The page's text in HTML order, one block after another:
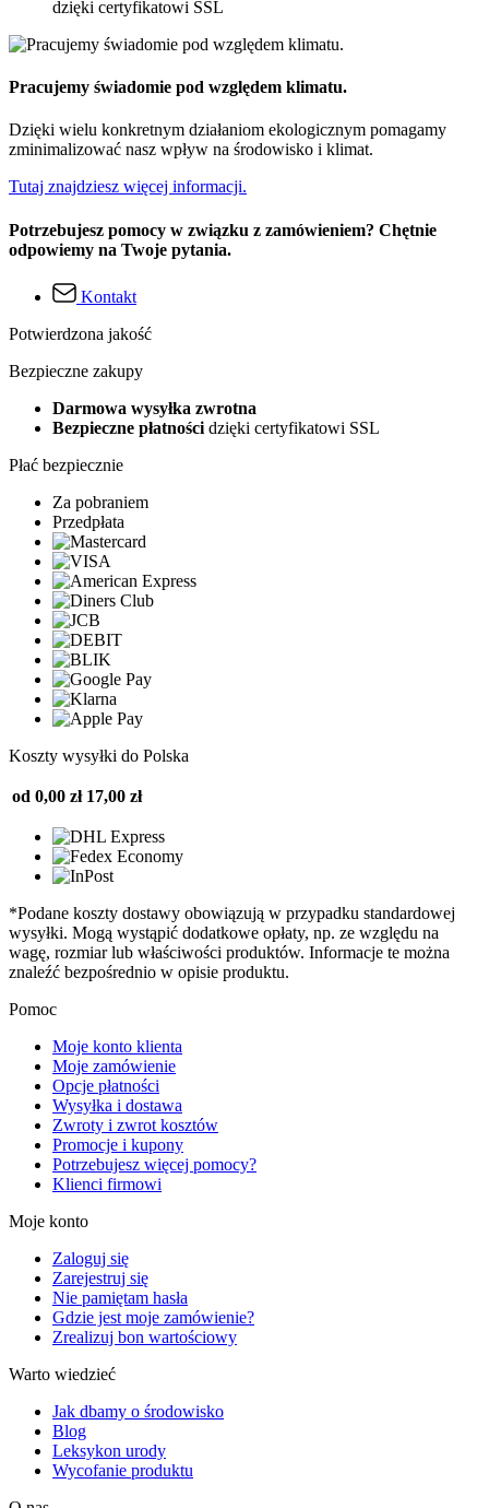
dzięki certyfikatowi SSL
Pracujemy świadomie pod względem klimatu.
Dzięki wielu konkretnym działaniom ekologicznym pomagamy
zminimalizować nasz wpływ na środowisko i klimat.
Tutaj znajdziesz więcej informacji.
Potrzebujesz pomocy w związku z zamówieniem? Chętnie
odpowiemy na Twoje pytania.
Kontakt
Potwierdzona jakość
Bezpieczne zakupy
Darmowa wysyłka zwrotna
Bezpieczne płatności dzięki certyfikatowi SSL
Płać bezpiecznie
Za pobraniem
Przedpłata
Koszty wysyłki do Polska
od 0,00 zł 17,00 zł
*Podane koszty dostawy obowiązują w przypadku standardowej
wysyłki. Mogą wystąpić dodatkowe opłaty, np. ze względu na
wagę, rozmiar lub właściwości produktów. Informacje te można
znaleźć bezpośrednio w opisie produktu.
Pomoc
Moje konto klienta
Moje zamówienie
Opcje płatności
Wysyłka i dostawa
Zwroty i zwrot kosztów
Promocje i kupony
Potrzebujesz więcej pomocy?
Klienci firmowi
Moje konto
Zaloguj się
Zarejestruj się
Nie pamiętam hasła
Gdzie jest moje zamówienie?
Zrealizuj bon wartościowy
Warto wiedzieć
Jak dbamy o środowisko
Blog
Leksykon urody
Wycofanie produktu